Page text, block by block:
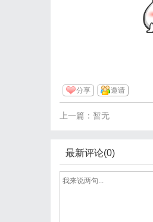
分享 邀请
上一篇：暂无
最新评论(0)